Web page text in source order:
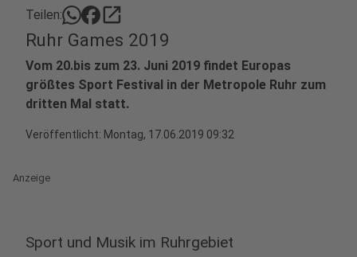
Teilen: open_in_new
Ruhr Games 2019
Vom 20.bis zum 23. Juni 2019 findet Europas
größtes Sport Festival in der Metropole Ruhr zum
dritten Mal statt.
Veröffentlicht: Montag, 17.06.2019 09:32
Anzeige
Sport und Musik im Ruhrgebiet